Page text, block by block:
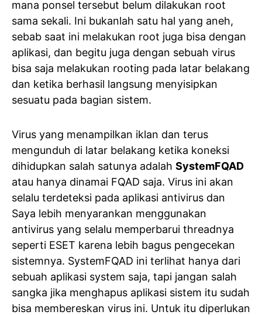
mana ponsel tersebut belum dilakukan root
sama sekali. Ini bukanlah satu hal yang aneh,
sebab saat ini melakukan root juga bisa dengan
aplikasi, dan begitu juga dengan sebuah virus
bisa saja melakukan rooting pada latar belakang
dan ketika berhasil langsung menyisipkan
sesuatu pada bagian sistem.
Virus yang menampilkan iklan dan terus
mengunduh di latar belakang ketika koneksi
dihidupkan salah satunya adalah SystemFQAD
atau hanya dinamai FQAD saja. Virus ini akan
selalu terdeteksi pada aplikasi antivirus dan
Saya lebih menyarankan menggunakan
antivirus yang selalu memperbarui threadnya
seperti ESET karena lebih bagus pengecekan
sistemnya. SystemFQAD ini terlihat hanya dari
sebuah aplikasi system saja, tapi jangan salah
sangka jika menghapus aplikasi sistem itu sudah
bisa membereskan virus ini. Untuk itu diperlukan